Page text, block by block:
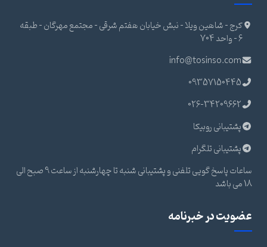
کرج - شاهین ویلا - نبش خیابان هفتم شرقی - مجتمع مهرگان - طبقه
6 - واحد 704
info@tosinso.com
09357150445
026-34209662
پشتیبانی روبیکا
پشتیبانی تلگرام
ساعات پاسخ گویی تلفنی و پشتیبانی شنبه تا چهارشنبه از ساعت 9 صبح الی
18 می باشد
عضویت در خبرنامه